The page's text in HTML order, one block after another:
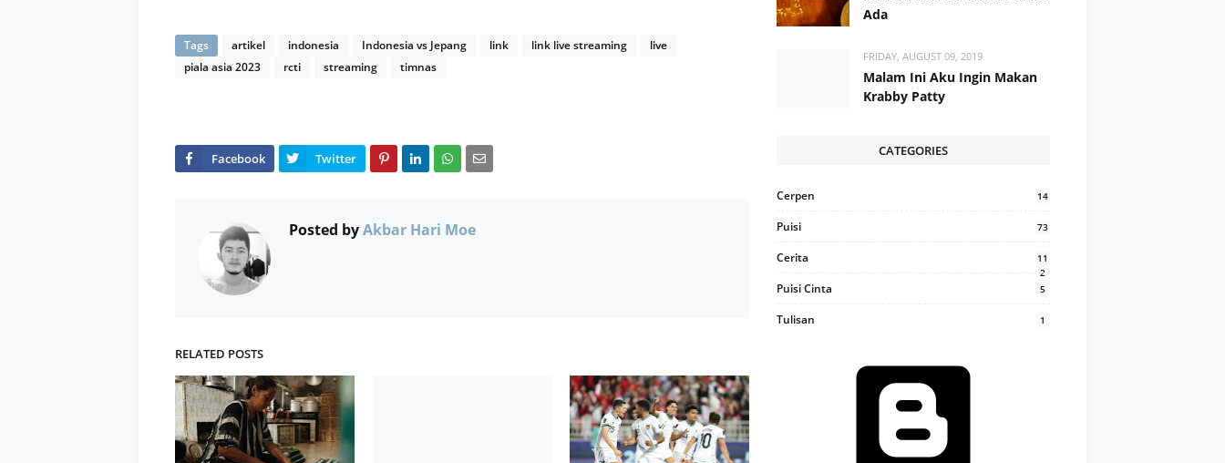
Tags artikel indonesia Indonesia vs Jepang link link live streaming
live
piala asia 2023
rcti streaming timnas
Posted byAkbar Hari Moe
RELATED POSTS
Ada
FRIDAY, AUGUST 09, 2019
Malam Ini Aku Ingin Makan
Krabby Patty
CATEGORIES
Cerpen 14
Puisi 73
Cerita
11
2
Puisi Cinta 5
Tulisan 1